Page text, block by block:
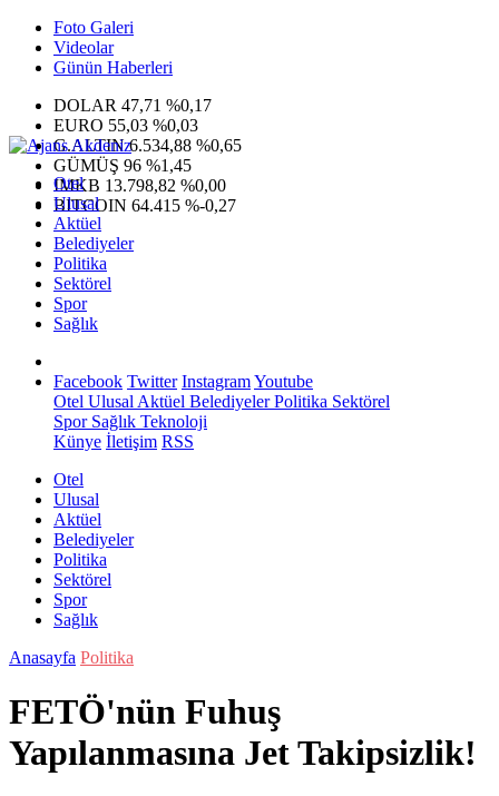
Foto Galeri
Videolar
Günün Haberleri
DOLAR 47,71 %0,17
EURO 55,03 %0,03
G.ALTIN6.534,88 %0,65
GÜMÜŞ 96 %1,45
IMKB 13.798,82 %0,00
BITCOIN 64.415 %-0,27
Otel
Ulusal
Aktüel
Belediyeler
Politika
Sektörel
Spor
Sağlık
Facebook Twitter InstagramYoutube
Otel Ulusal Aktüel BelediyelerPolitika Sektörel
SporSağlık Teknoloji
Künye İletişim RSS
Otel
Ulusal
Aktüel
Belediyeler
Politika
Sektörel
Spor
Sağlık
Anasayfa Politika
FETÖ'nün Fuhuş
Yapılanmasına Jet Takipsizlik!